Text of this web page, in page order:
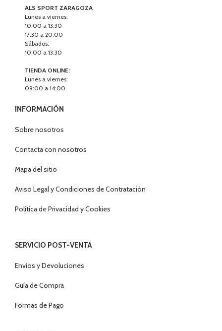
ALS SPORT ZARAGOZA
Lunes a viernes:
10:00 a 13:30
17:30 a 20:00
Sábados:
10:00 a 13:30
TIENDA ONLINE:
Lunes a viernes:
09:00 a 14:00
INFORMACIÓN
Sobre nosotros
Contacta con nosotros
Mapa del sitio
Aviso Legal y Condiciones de Contratación
Politica de Privacidad y Cookies
SERVICIO POST-VENTA
Envíos y Devoluciones
Guía de Compra
Formas de Pago